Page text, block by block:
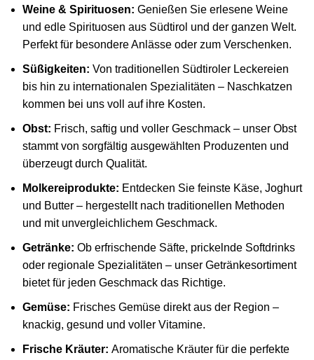
Weine & Spirituosen: Genießen Sie erlesene Weine
und edle Spirituosen aus Südtirol und der ganzen Welt.
Perfekt für besondere Anlässe oder zum Verschenken.
Süßigkeiten: Von traditionellen Südtiroler Leckereien
bis hin zu internationalen Spezialitäten – Naschkatzen
kommen bei uns voll auf ihre Kosten.
Obst: Frisch, saftig und voller Geschmack – unser Obst
stammt von sorgfältig ausgewählten Produzenten und
überzeugt durch Qualität.
Molkereiprodukte: Entdecken Sie feinste Käse, Joghurt
und Butter – hergestellt nach traditionellen Methoden
und mit unvergleichlichem Geschmack.
Getränke: Ob erfrischende Säfte, prickelnde Softdrinks
oder regionale Spezialitäten – unser Getränkesortiment
bietet für jeden Geschmack das Richtige.
Gemüse: Frisches Gemüse direkt aus der Region –
knackig, gesund und voller Vitamine.
Frische Kräuter: Aromatische Kräuter für die perfekte